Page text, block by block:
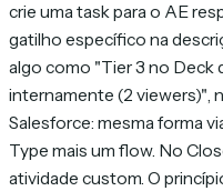
crie uma task para o AE
gatilho específico na
algo como "Tier 3 no Deck
internamente (2 viewers)",
Salesforce: mesma forma
Type mais um flow. No
atividade custom. O